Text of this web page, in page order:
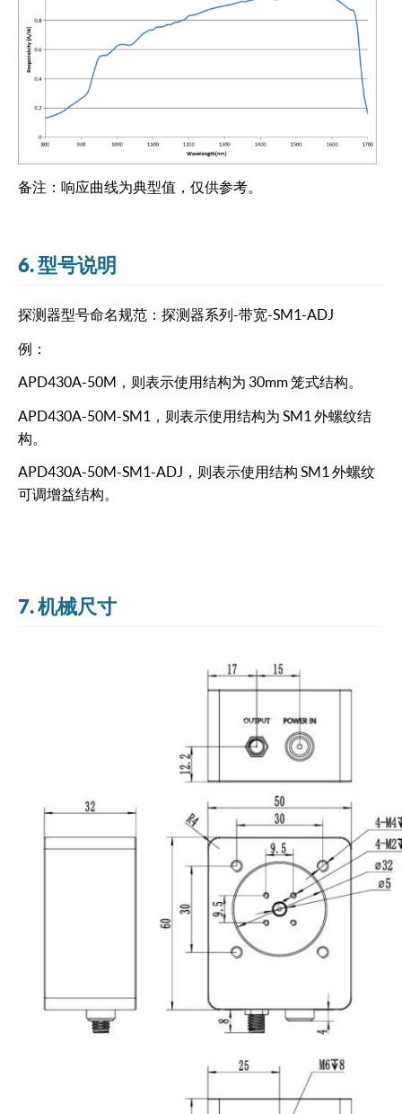
备注：响应曲线为典型值，仅供参考。
6. 型号说明
探测器型号命名规范：探测器系列-带宽-SM1-ADJ
例：
APD430A-50M，则表示使用结构为 30mm 笼式结构。
APD430A-50M-SM1，则表示使用结构为 SM1 外螺纹结
构。
APD430A-50M-SM1-ADJ，则表示使用结构 SM1 外螺纹
可调增益结构。
7. 机械尺寸